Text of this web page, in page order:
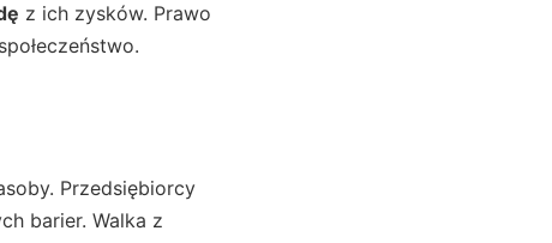
z ich zysków. Prawo
Przedsiębiorcy
barier. Walka z